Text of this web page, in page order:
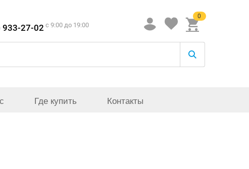
933-27-02 c 9:00 до 19:00
0
Где купить Контакты